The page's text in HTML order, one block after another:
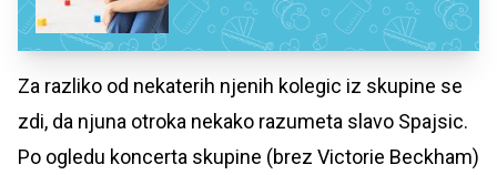
Za razliko od nekaterih njenih kolegic iz skupine se
zdi, da njuna otroka nekako razumeta slavo Spajsic.
Po ogledu koncerta skupine (brez Victorie Beckham)